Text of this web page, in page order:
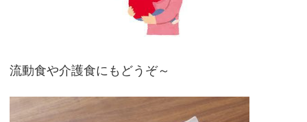
流動食や介護食にもどうぞ～